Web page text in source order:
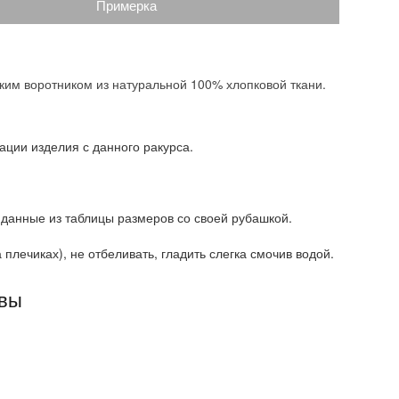
Примерка
воротником из натуральной 100% хлопковой ткани.
изделия с данного ракурса.
из таблицы размеров со своей рубашкой.
не отбеливать, гладить слегка смочив водой.